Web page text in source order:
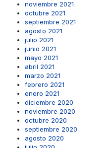
noviembre 2021
octubre 2021
septiembre 2021
agosto 2021
julio 2021
junio 2021
mayo 2021
abril 2021
marzo 2021
febrero 2021
enero 2021
diciembre 2020
noviembre 2020
octubre 2020
septiembre 2020
agosto 2020